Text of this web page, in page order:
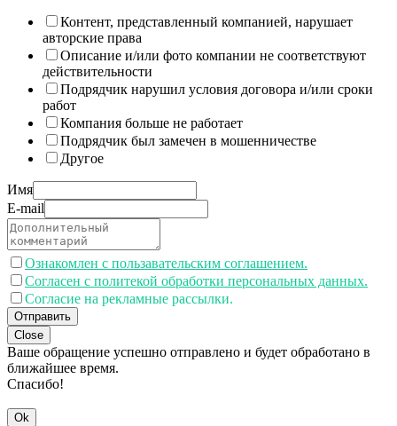
Контент, представленный компанией, нарушает
авторские права
Описание и/или фото компании не соответствуют
действительности
Подрядчик нарушил условия договора и/или сроки
работ
Компания больше не работает
Подрядчик был замечен в мошенничестве
Другое
Имя
E-mail
Ознакомлен с пользавательским соглашением.
Согласен с политекой обработки персональных данных.
Согласие на рекламные рассылки.
Отправить
Close
Ваше обращение успешно отправлено и будет обработано в
ближайшее время.
Спасибо!
Ok